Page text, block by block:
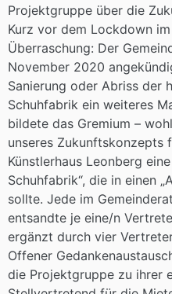
Projektgruppe über die
Kurz vor dem Lockdown
Überraschung: Der
November 2020
Sanierung oder Abriss der
Schuhfabrik ein weiteres
bildete das Gremium –
unseres Zukunftskonzepts
Künstlerhaus Leonberg
Schuhfabrik“, die in einen
sollte. Jede im
entsandte je eine/n
ergänzt durch vier
Offener
die Projektgruppe zu ihrer